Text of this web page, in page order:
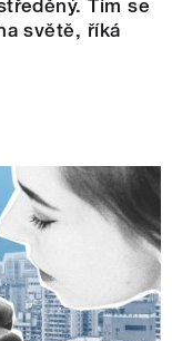
Tím se
světě, říká